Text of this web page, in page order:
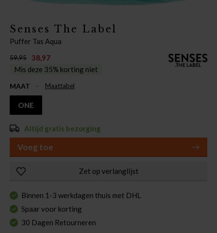
Senses The Label
Puffer Tas Aqua
59,95
38,97
Mis deze 35% korting niet
MAAT Maattabel
ONE
Altijd gratis bezorging
Voeg toe
Zet op verlanglijst
Binnen 1-3 werkdagen thuis met DHL
Spaar voor korting
30 Dagen Retourneren